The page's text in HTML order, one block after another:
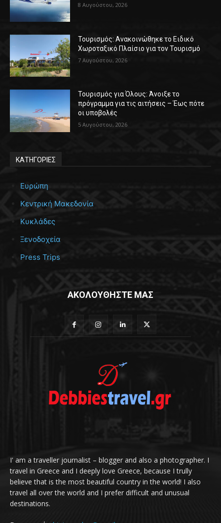
8 Αυγούστου, 2026
Τουρισμός: Ανακοινώθηκε το Ειδικό
Χωροταξικό Πλαίσιο για τον Τουρισμό
7 Αυγούστου, 2026
Τουρισμός για Όλους: Άνοιξε το
πρόγραμμα για τις αιτήσεις – Έως πότε
οι υποβολές
5 Αυγούστου, 2026
ΚΑΤΗΓΟΡΙΕΣ
Ευρώπη
Κεντρική Μακεδονία
Κυκλάδες
Ξενοδοχεία
Press Trips
ΑΚΟΛΟΥΘΗΣΤΕ ΜΑΣ
I' am a traveller journalist – blogger and also a photographer. I
travel in Greece and I deeply love Greece, because I trully
believe that is the most beautiful country in the world! I also
travel all over the world and I prefer difficult and unusual
destinations.